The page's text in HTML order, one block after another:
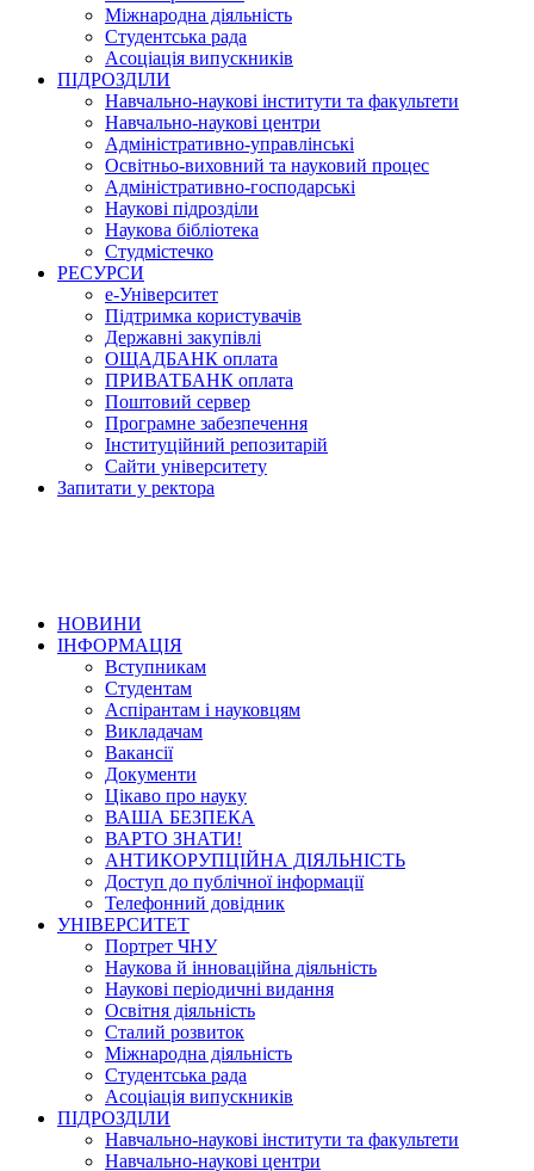
Міжнародна діяльність
Студентська рада
Асоціація випускників
ПІДРОЗДІЛИ
Навчально-наукові інститути та факультети
Навчально-наукові центри
Адміністративно-управлінські
Освітньо-виховний та науковий процес
Адміністративно-господарські
Наукові підрозділи
Наукова бібліотека
Студмістечко
РЕСУРСИ
е-Університет
Підтримка користувачів
Державні закупівлі
ОЩАДБАНК оплата
ПРИВАТБАНК оплата
Поштовий сервер
Програмне забезпечення
Інституційний репозитарій
Сайти університету
Запитати у ректора
НОВИНИ
ІНФОРМАЦІЯ
Вступникам
Студентам
Аспірантам і науковцям
Викладачам
Вакансії
Документи
Цікаво про науку
ВАША БЕЗПЕКА
ВАРТО ЗНАТИ!
АНТИКОРУПЦІЙНА ДІЯЛЬНІСТЬ
Доступ до публічної інформації
Телефонний довідник
УНІВЕРСИТЕТ
Портрет ЧНУ
Наукова й інноваційна діяльність
Наукові періодичні видання
Освітня діяльність
Сталий розвиток
Міжнародна діяльність
Студентська рада
Асоціація випускників
ПІДРОЗДІЛИ
Навчально-наукові інститути та факультети
Навчально-наукові центри